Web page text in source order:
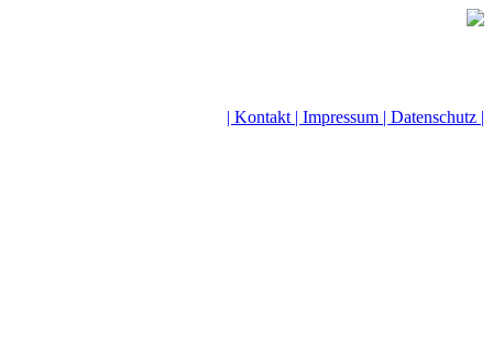
| Kontakt | Impressum | Datenschutz |